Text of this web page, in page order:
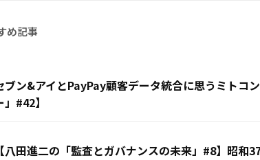
ブン&アイとPayPay顧客データ統合に思うミトコ
」#42】
【八田進二の「監査とガバナンスの未来」#8】昭和